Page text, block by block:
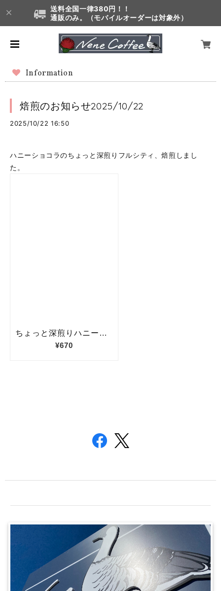
送料全国一律380円！！
通販のみ。（モバイルオーダーは対象外）
Information
焙煎のお知らせ2025/10/22
2025/10/22 16:50
ハニーショコラのちょっと深煎りフルシティ、焙煎しまし
た。